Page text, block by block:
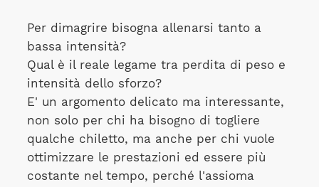
Per dimagrire bisogna allenarsi tanto a
bassa intensità?
Qual è il reale legame tra perdita di peso e
intensità dello sforzo?
E' un argomento delicato ma interessante,
non solo per chi ha bisogno di togliere
qualche chiletto, ma anche per chi vuole
ottimizzare le prestazioni ed essere più
costante nel tempo, perché l'assioma